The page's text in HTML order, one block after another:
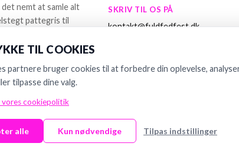
nemt at samle alt
pattegris til
SKRIV TIL OS PÅ
kontakt@fuldfedfest.dk
Frydenhøjparken 87, 2650
TIL COOKIES
partnere bruger cookies til at forbedre din oplevelse,
tilpasse dine valg.
vores cookiepolitik
alle Kun nødvendige Tilpas indstillinger